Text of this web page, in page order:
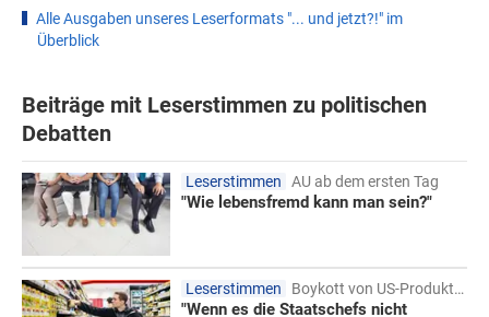
Alle Ausgaben unseres Leserformats "... und jetzt?!" im
Überblick
Beiträge mit Leserstimmen zu politischen
Debatten
Leserstimmen AU ab dem ersten Tag
"Wie lebensfremd kann man sein?"
Leserstimmen Boykott von US-Produkten
"Wenn es die Staatschefs nicht